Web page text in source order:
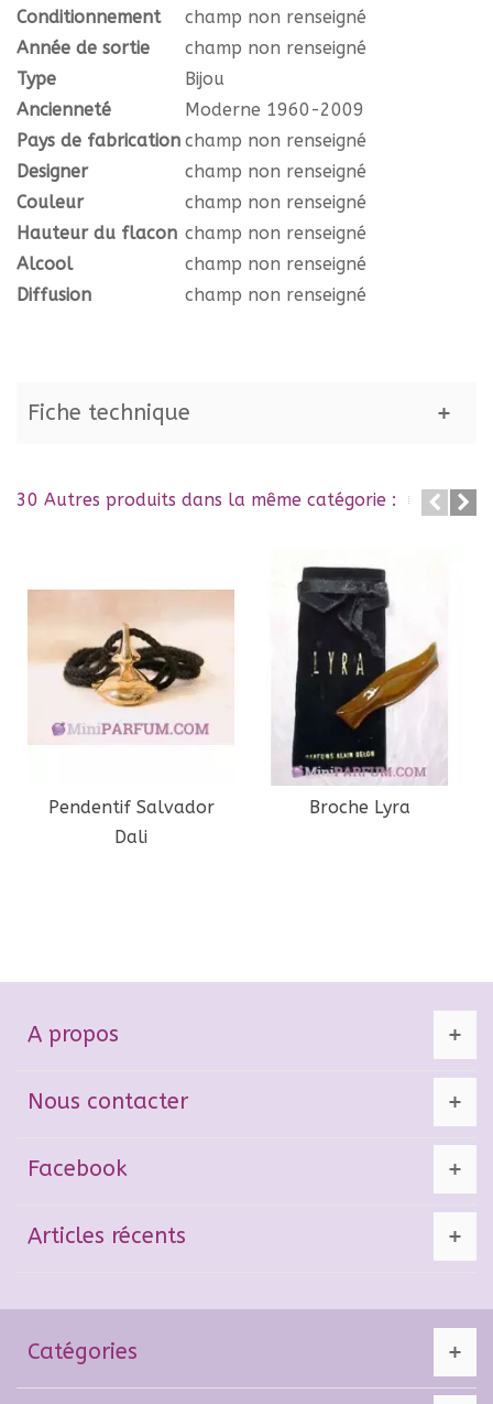
Conditionnement
champ non renseigné
Année de sortie
champ non renseigné
Type
Bijou
Ancienneté
Moderne 1960-2009
Pays de fabrication champ non renseigné
Designer
champ non renseigné
Couleur
champ non renseigné
Hauteur du flacon champ non renseigné
Alcool
champ non renseigné
Diffusion
champ non renseigné
Fiche technique
30 Autres produits dans la même catégorie :
Pendentif Salvador
Dali
Broche Lyra
A propos
Nous contacter
Facebook
Articles récents
Catégories